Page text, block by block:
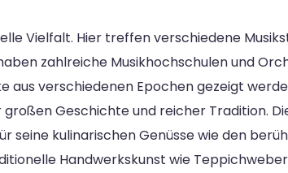
Vielfalt. Hier treffen verschiedene
zahlreiche Musikhochschulen und
aus verschiedenen Epochen gezeigt
großen Geschichte und reicher Tradition.
kulinarischen Genüsse wie den
Handwerkskunst wie